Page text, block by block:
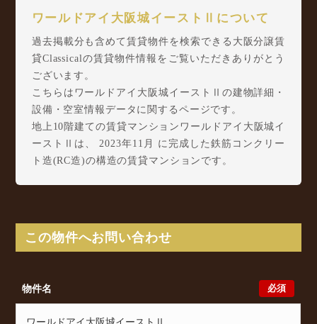
ワールドアイ大阪城イーストⅡについて
過去掲載分も含めて賃貸物件を検索できる大阪分譲賃
貸Classicalの賃貸物件情報をご覧いただきありがとう
ございます。
こちらはワールドアイ大阪城イーストⅡの建物詳細・
設備・空室情報データに関するページです。
地上10階建ての賃貸マンションワールドアイ大阪城イ
ーストⅡは、 2023年11月 に完成した鉄筋コンクリー
ト造(RC造)の構造の賃貸マンションです。
今里駅 徒歩7分 からアクセスが可能となっておりま
す。
確認をはじめ、大今里4丁目23-14周辺エリアで賃貸物
件・マンションをお探しでしたら、ぜひ大阪分譲賃貸
この物件へお問い合わせ
必須
物件名